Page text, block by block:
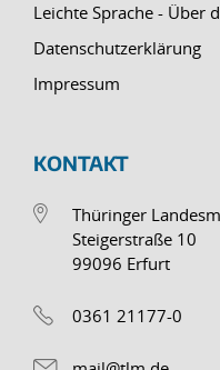
Leichte Sprache - Über
Datenschutzerklärung
Impressum
KONTAKT
Thüringer
Steigerstraße 10
99096 Erfurt
0361 21177-0